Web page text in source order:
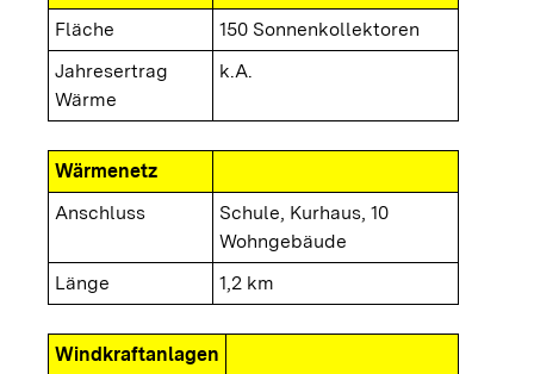
Fläche
150 Sonnenkollektoren
Jahresertrag
Wärme
k.A.
Wärmenetz
Anschluss
Schule, Kurhaus, 10
Wohngebäude
Länge
1,2 km
Windkraftanlagen